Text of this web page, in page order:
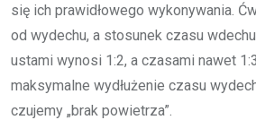
się ich prawidłowego wykonywania.
od wydechu, a stosunek czasu
ustami wynosi 1:2, a czasami nawet
maksymalne wydłużenie czasu
czujemy „brak powietrza”.